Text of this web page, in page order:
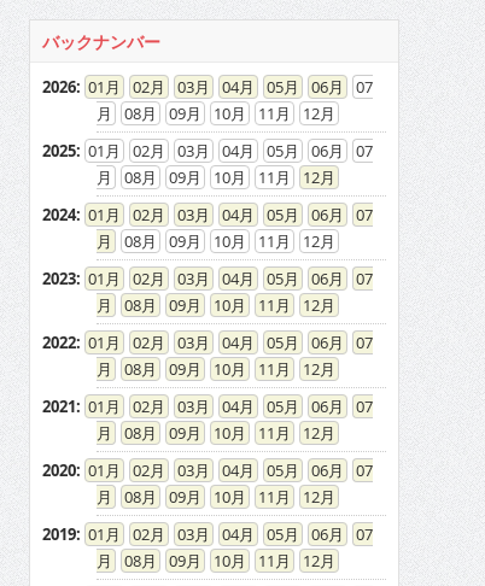
バックナンバー
2026: 01 02 03 04 05 06
07
08
09 10 11
12
2025: 01 02 03 04 05 06
07
08
09 10 11
12
2024: 01 02 03 04 05 06
07
08
09 10 11
12
2023: 01 02 03 04 05 06
07
08
09 10 11
12
2022: 01 02 03 04 05 06
07
08
09 10 11
12
2021: 01 02 03 04 05 06
07
08
09 10 11
12
2020: 01 02 03 04 05 06
07
08
09 10 11
12
2019: 01 02 03 04 05 06
07
08
09 10 11
12